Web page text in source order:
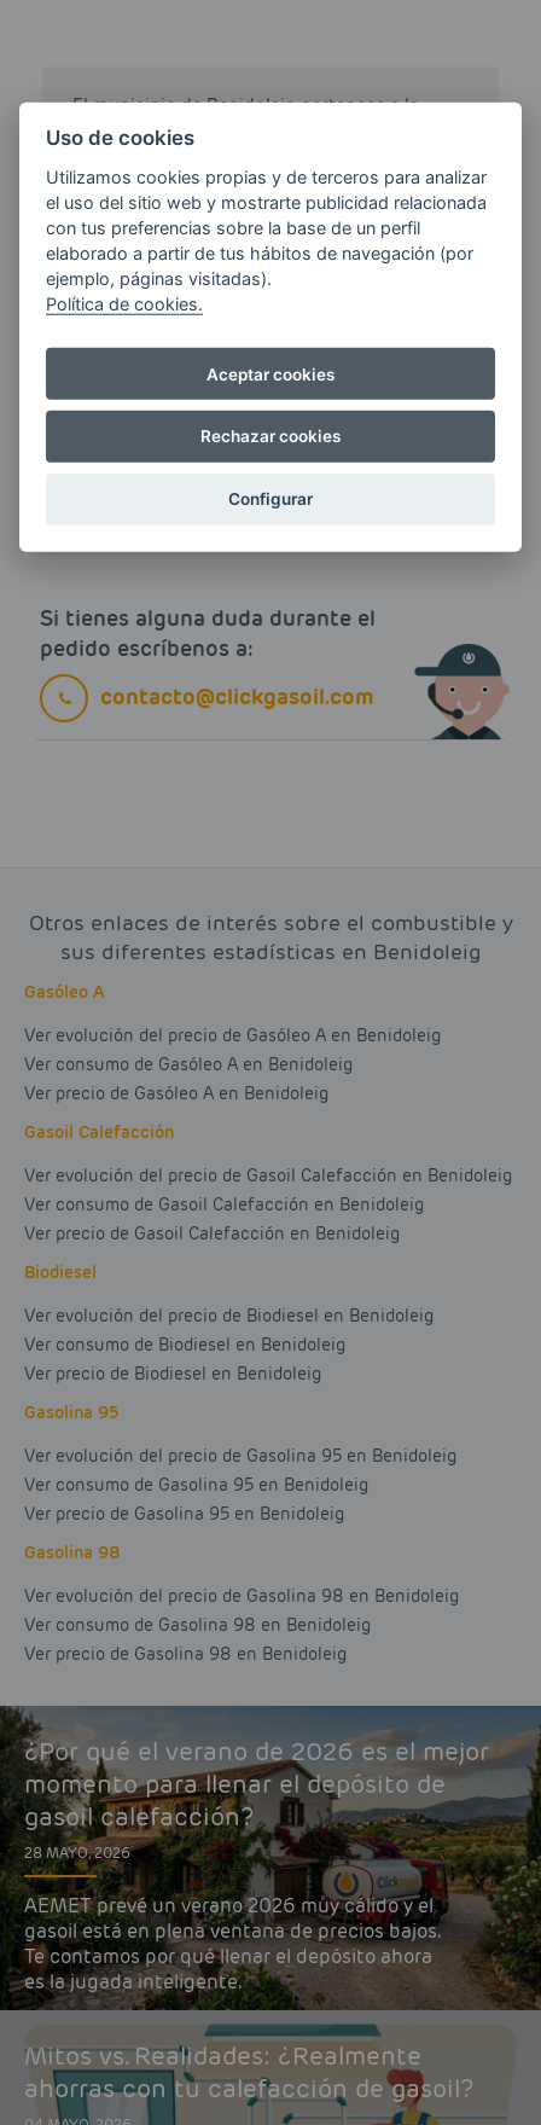
El municipio de Benidoleig pertenece a la
provincia de Alicante en Valencia. No
Benidoleig, pero si te desplazas a Pilar de la
Horadada el precio de Gasoil Calefacción te
puede salir por 1.709 euros, es decir, llenar un
depósito de 31 litros te costaría 52.979 euros.
ClickGasoilsiempre gasoil al mejor precio,
Nota: Todos los precios de gasoil calefacción
de otros proveedores han sido obtenidos de
www.geoportalgasolineras.com.
Si tienes alguna duda durante el
pedido escríbenos a:
contacto@clickgasoil.com
Otros enlaces de interés sobre el combustible y
sus diferentes estadísticas en Benidoleig
Gasóleo A
Ver evolución del precio de Gasóleo A en Benidoleig
Ver consumo de Gasóleo A en Benidoleig
Ver precio de Gasóleo A en Benidoleig
Gasoil Calefacción
Ver evolución del precio de Gasoil Calefacción en Benidoleig
Ver consumo de Gasoil Calefacción en Benidoleig
Ver precio de Gasoil Calefacción en Benidoleig
Biodiesel
Ver evolución del precio de Biodiesel en Benidoleig
Ver consumo de Biodiesel en Benidoleig
Ver precio de Biodiesel en Benidoleig
Gasolina 95
Ver evolución del precio de Gasolina 95 en Benidoleig
Ver consumo de Gasolina 95 en Benidoleig
Ver precio de Gasolina 95 en Benidoleig
Gasolina 98
Ver evolución del precio de Gasolina 98 en Benidoleig
Ver consumo de Gasolina 98 en Benidoleig
Ver precio de Gasolina 98 en Benidoleig
¿Por qué el verano de 2026 es el mejor
momento para llenar el depósito de
gasoil calefacción?
28 MAYO, 2026
AEMET prevé un verano 2026 muy cálido y el
gasoil está en plena ventana de precios bajos.
Te contamos por qué llenar el depósito ahora
es la jugada inteligente.
Mitos vs. Realidades: ¿Realmente
ahorras con tu calefacción de gasoil?
Uso de cookies
Utilizamos cookies propias y de terceros para analizar
el uso del sitio web y mostrarte publicidad relacionada
con tus preferencias sobre la base de un perfil
elaborado a partir de tus hábitos de navegación (por
ejemplo, páginas visitadas).
Política de cookies.
Aceptar cookies
Rechazar cookies
Configurar